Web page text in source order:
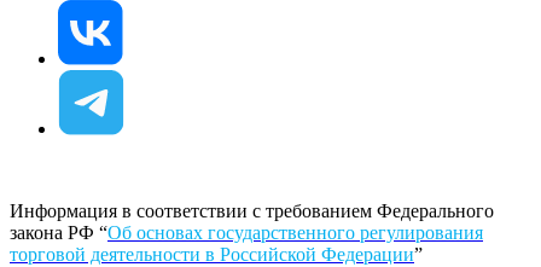
Информация в соответствии с требованием Федерального
закона РФ “Об основах государственного регулирования
торговой деятельности в Российской Федерации”